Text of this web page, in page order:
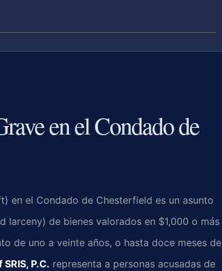
en el Condado de
en el Condado de Chesterfield es un asunto
larceny) de bienes valorados en $1,000 o más
de uno a veinte años, o hasta doce meses de
P.C. representa a personas acusadas de